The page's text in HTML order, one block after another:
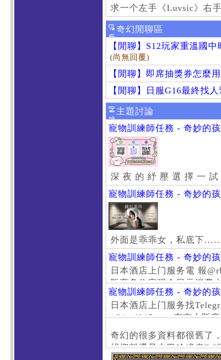
求一个左手《Luvsic》右
奇幻閒聊區
【閒聊】S12玩家重溫國
(尚無回覆)
【閒聊】即席抽獎券怎麼
【閒聊】日服G16最終找
主題討論
寵物訓練師任務 - 奇妙的
深 夜 的 紓 壓 選 擇 一
寵物訓練師任務 - 奇妙的
外面是乖乖女，私底下
寵物訓練師任務 - 奇妙的
日本酒店上门服务電 報
阪商务住宅现金日元消费
京风俗 #大阪风俗 #东京
上门服务新宿风俗 #梅田
#日本萝莉 #大阪萝莉 #日
寵物訓練師任務 - 奇妙的
日本酒店上门服务找
/@jptd847utpp 东京大阪
京旅游 #大阪旅游 #东京
东京上门服务 #大阪上门
心斋桥风俗 #日本女孩 #
奇幻的很多資料都很舊了
找資料還是去巴哈或者